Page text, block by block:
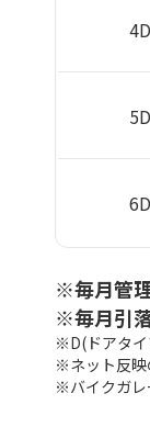
4D
5D
6D
※毎月管
※毎月引
※D(ドアタ
※ネット反映
※バイクガレ